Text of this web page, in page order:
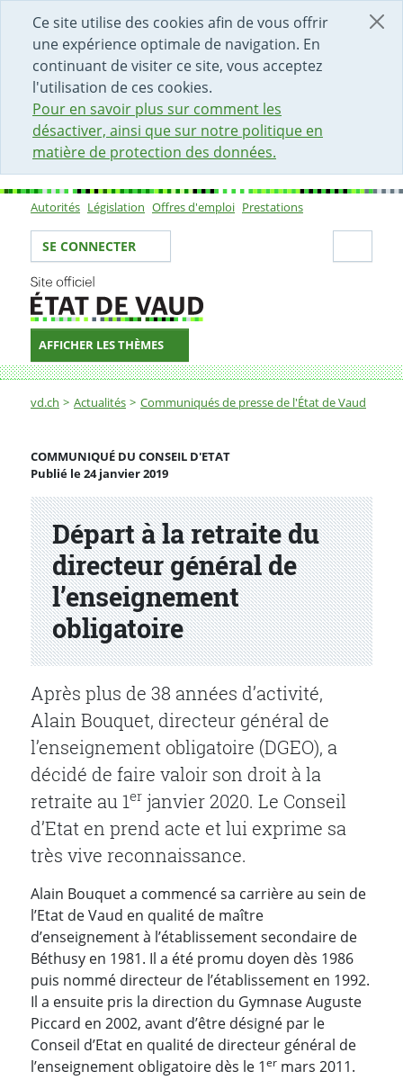
Ce site utilise des cookies afin de vous offrir
une expérience optimale de navigation. En
continuant de visiter ce site, vous acceptez
l'utilisation de ces cookies.
Pour en savoir plus sur comment les
désactiver, ainsi que sur notre politique en
matière de protection des données.
DÉBUT DU CONTENU DE LA PAGE
ACCÈS AU CHAMP DE RECHERCHE
PAGE D'ACCUEIL
FORMULAIRE DE CONTACT
Sous-navigation
Autorités Législation Offres d'emploi Prestations
Votre identité
SE CONNECTER
AFFICHER LES THÈMES
Fil d'Ariane
vd.ch Actualités Communiqués de presse de l'État de Vaud
Départ à la retraite du directeur général de
Départ à la retraite du
directeur général de
l’enseignement
obligatoire
COMMUNIQUÉ DU CONSEIL D'ETAT
Publié le 24 janvier 2019
Partenaire(s)
Après plus de 38 années d’activité,
Alain Bouquet, directeur général de
l’enseignement obligatoire (DGEO), a
décidé de faire valoir son droit à la
retraite au 1er janvier 2020. Le Conseil
d’Etat en prend acte et lui exprime sa
très vive reconnaissance.
Alain Bouquet a commencé sa carrière au sein de
l’Etat de Vaud en qualité de maître
d’enseignement à l’établissement secondaire de
Béthusy en 1981. Il a été promu doyen dès 1986
puis nommé directeur de l’établissement en 1992.
Il a ensuite pris la direction du Gymnase Auguste
Piccard en 2002, avant d’être désigné par le
Conseil d’Etat en qualité de directeur général de
l’enseignement obligatoire dès le 1er mars 2011.